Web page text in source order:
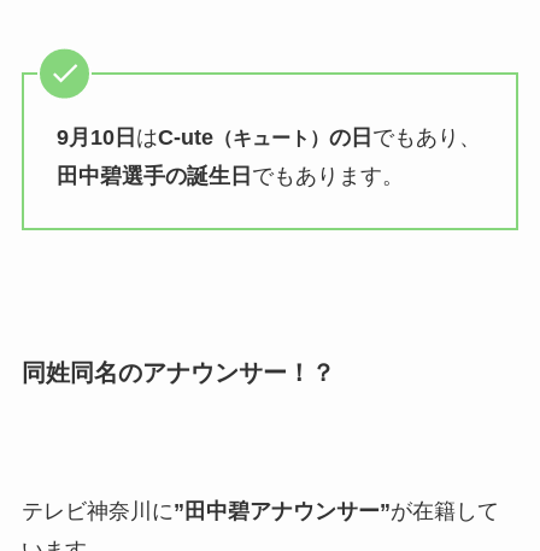
9月10日 はC-ute（キュート） の日 でもあり、
田中碧選手の誕生日 でもあります。
同姓同名のアナウンサー！？
テレビ神奈川に”田中碧アナウンサー”が在籍して